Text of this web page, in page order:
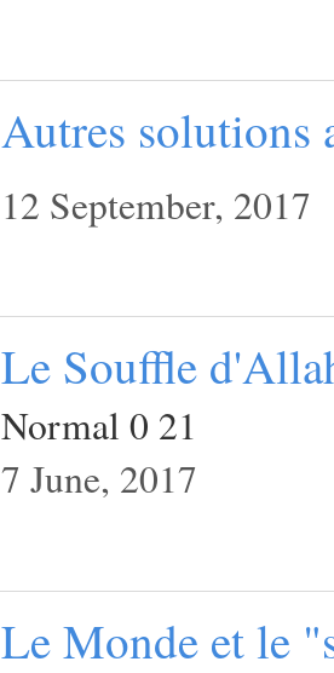
Autres solutions
12 September, 2017
Le Souffle
Normal 0 21
7 June, 2017
Le Monde et le